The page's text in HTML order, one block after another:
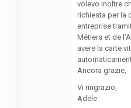
volevo inoltre
richiesta per la
entreprise
Métiers et de
avere la carte
Ancora grazie,
Vi ringrazio,
Adele